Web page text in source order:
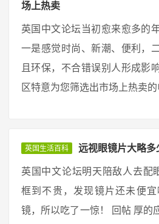
场上热卖
英国中文论坛当初愈来愈多的
一是感觉时尚、新潮、便利，
且环保，不合错误别人形成影
区特意为您筛选出市场上热卖
英国生活百科 远视眼镜片大略多
英国中文论坛明天陪敌人去配
框到不贵，发现镜片还未便
镜，所以吃了一惊！ 回帖 厚的